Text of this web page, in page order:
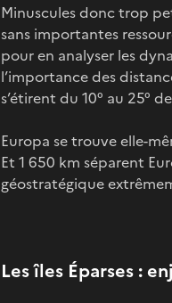
Minuscules donc trop
sans importantes
pour en analyser les
l’importance des
s’étirent du 10° au 25°
Europa se trouve elle-
Et 1 650 km séparent
géostratégique
Les îles Éparses :